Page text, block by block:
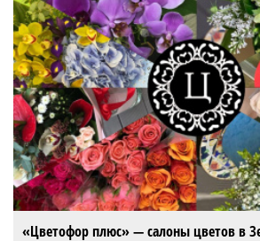
«Цветофор плюс» — салоны цветов в